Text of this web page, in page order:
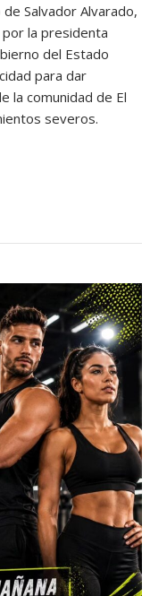
Salvador Alvarado,
la presidenta
del Estado
para dar
la comunidad de El
severos.